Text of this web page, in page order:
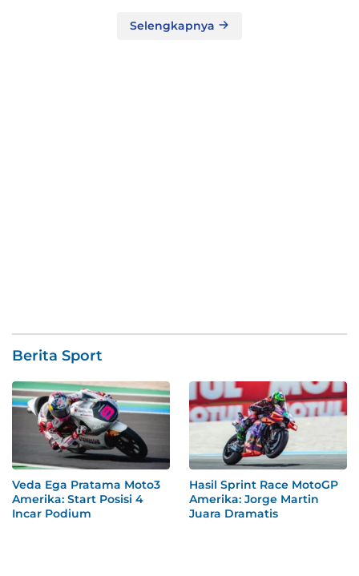
Selengkapnya
Berita Sport
Veda Ega Pratama Moto3
Amerika: Start Posisi 4
Incar Podium
Hasil Sprint Race MotoGP
Amerika: Jorge Martin
Juara Dramatis